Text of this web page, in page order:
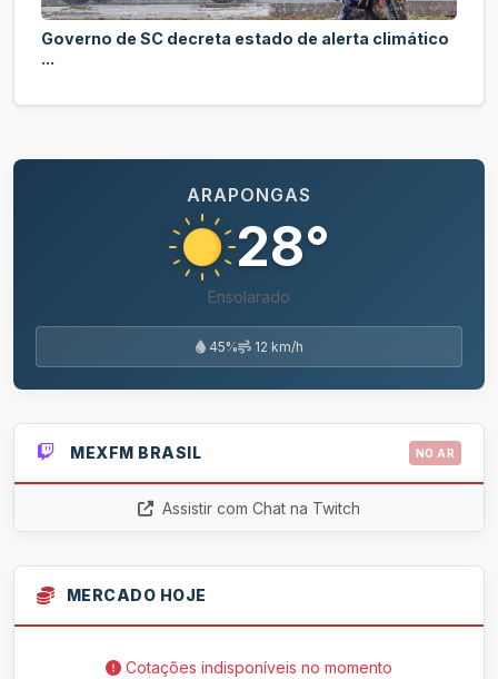
Governo de SC decreta estado de alerta climático
...
ARAPONGAS
28°
Ensolarado
45% 12 km/h
MEXFM BRASIL NO AR
Assistir com Chat na Twitch
MERCADO HOJE
Cotações indisponíveis no momento